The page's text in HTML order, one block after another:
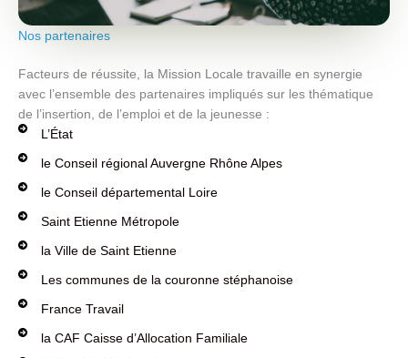
Nos partenaires
Facteurs de réussite, la Mission Locale travaille en synergie
avec l’ensemble des partenaires impliqués sur les thématique
de l’insertion, de l’emploi et de la jeunesse :
L’État
le Conseil régional Auvergne Rhône Alpes
le Conseil départemental Loire
Saint Etienne Métropole
la Ville de Saint Etienne
Les communes de la couronne stéphanoise
France Travail
la CAF Caisse d’Allocation Familiale